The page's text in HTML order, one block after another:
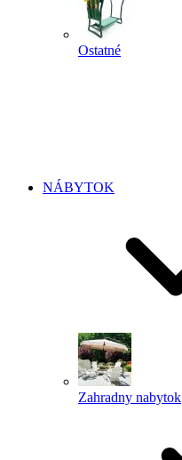
Ostatné
NÁBYTOK
Zahradny nabytok